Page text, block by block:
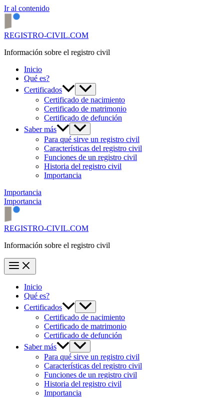
Ir al contenido
REGISTRO-CIVIL.COM
Información sobre el registro civil
Inicio
Qué es?
Certificados
Certificado de nacimiento
Certificado de matrimonio
Certificado de defunción
Saber más
Para qué sirve un registro civil
Características del registro civil
Funciones de un registro civil
Historia del registro civil
Importancia
Importancia
Importancia
REGISTRO-CIVIL.COM
Información sobre el registro civil
Inicio
Qué es?
Certificados
Certificado de nacimiento
Certificado de matrimonio
Certificado de defunción
Saber más
Para qué sirve un registro civil
Características del registro civil
Funciones de un registro civil
Historia del registro civil
Importancia